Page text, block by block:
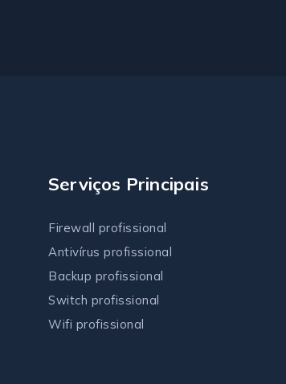
Serviços Principais
Firewall profissional
Antivírus profissional
Backup profissional
Switch profissional
Wifi profissional